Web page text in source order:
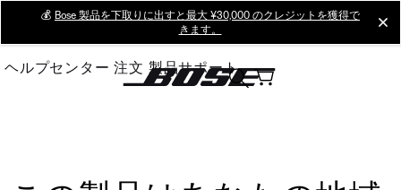
Main
💰 Bose 製品を下取りに出すと最大 ¥30,000 のクレジットを獲得で
きます。
ヘルプセンター 注文 製品サポート